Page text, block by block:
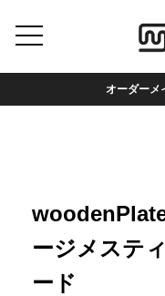
オーダーメ
ージメステ
ード